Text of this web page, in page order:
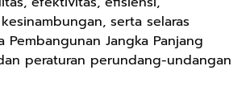
serta selaras
Pembangunan Jangka Panjang
dan peraturan perundang-undangan